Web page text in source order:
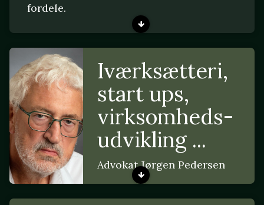
fordele.
Iværksætteri,
start ups,
virksomheds-
udvikling ...
Advokat Jørgen Pedersen